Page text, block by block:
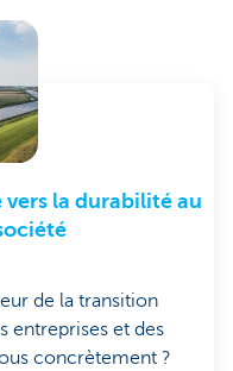
la durabilité au
de la transition
entreprises et des
concrètement ?